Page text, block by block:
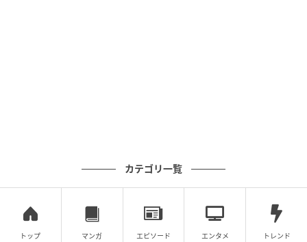
カテゴリ一覧
トップ マンガ エピソード エンタメ トレンド